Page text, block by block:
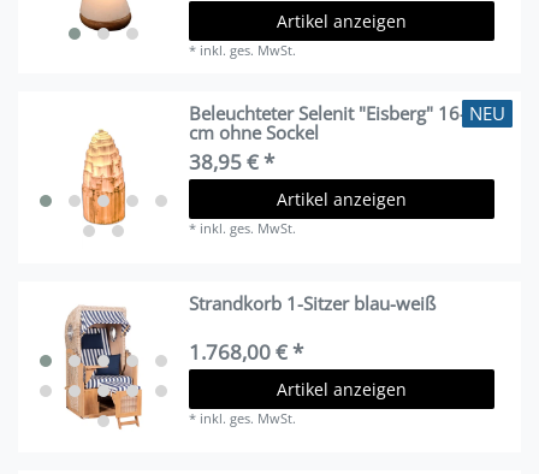
Artikel anzeigen
* inkl. ges. MwSt.
NEU
Beleuchteter Selenit "Eisberg" 16-20
cm ohne Sockel
38,95 € *
Artikel anzeigen
* inkl. ges. MwSt.
Strandkorb 1-Sitzer blau-weiß
1.768,00 € *
Artikel anzeigen
* inkl. ges. MwSt.